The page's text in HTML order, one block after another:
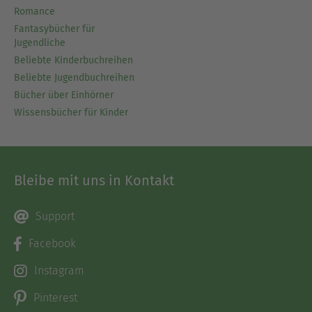
Romance
Fantasybücher für
Jugendliche
Beliebte Kinderbuchreihen
Beliebte Jugendbuchreihen
Bücher über Einhörner
Wissensbücher für Kinder
Bleibe mit uns in Kontakt
Support
Facebook
Instagram
Pinterest